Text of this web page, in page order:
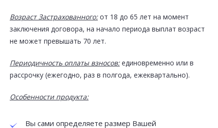
Возраст Застрахованного:от 18 до 65 лет на момент
заключения договора, на начало периода выплат возраст
не может превышать 70 лет.
Периодичность оплаты взносов:единовременно или в
рассрочку (ежегодно, раз в полгода, ежеквартально).
Особенности продукта:
Вы сами определяете размер Вашей
Финансы
Продукт пенсионного страхования
Ваша оценка *
Ваш комментарий*